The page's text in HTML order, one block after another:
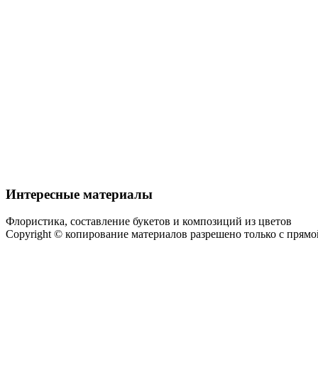
Интересные материалы
Флористика, составление букетов и композиций из цветов
Copyright © копирование материалов разрешено только с